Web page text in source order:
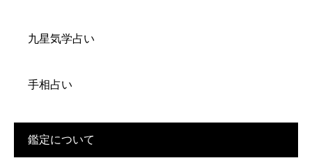
九星気学占い
手相占い
鑑定について